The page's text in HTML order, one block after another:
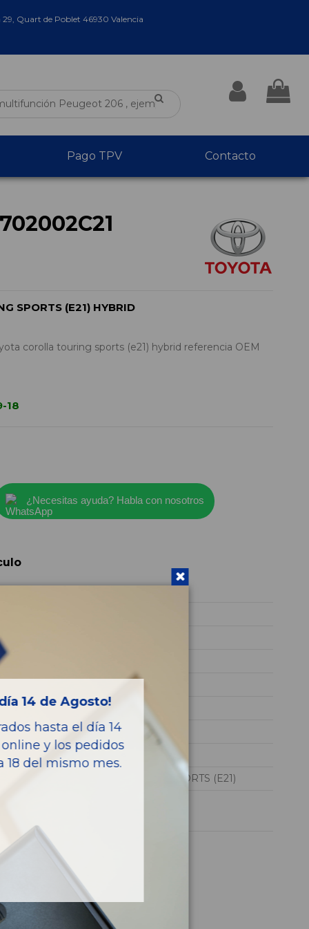
29, Quart de Poblet 46930 Valencia
Pago TPV Contacto
SPORTS (E21) HYBRID
corolla touring sports (e21) hybrid referencia OEM
18
¿Necesitas ayuda? Habla con nosotros
GASOLINA
HYBRID
122CV 90KW
COROLLA TOURING SPORTS (E21)
14 de Agosto!
hasta el día 14
y los pedidos
del mismo mes.